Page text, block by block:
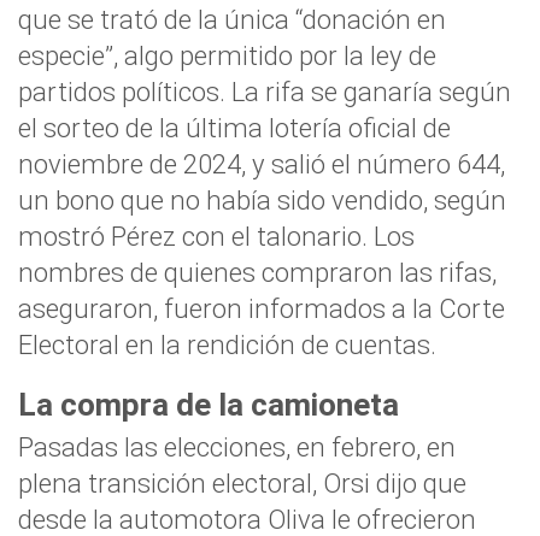
que se trató de la única “donación en
especie”, algo permitido por la ley de
partidos políticos. La rifa se ganaría según
el sorteo de la última lotería oficial de
noviembre de 2024, y salió el número 644,
un bono que no había sido vendido, según
mostró Pérez con el talonario. Los
nombres de quienes compraron las rifas,
aseguraron, fueron informados a la Corte
Electoral en la rendición de cuentas.
La compra de la camioneta
Pasadas las elecciones, en febrero, en
plena transición electoral, Orsi dijo que
desde la automotora Oliva le ofrecieron